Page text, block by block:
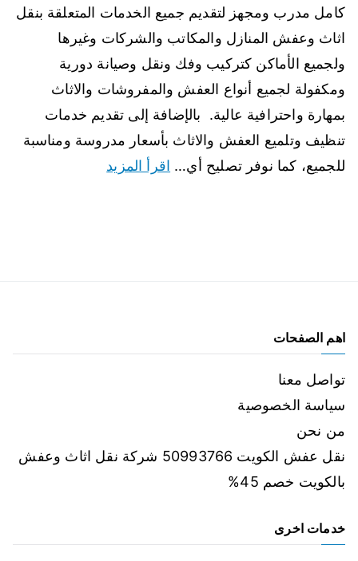
كامل مدرب ومجهز لتقديم جميع الخدمات المتعلقة بنقل
اثاث وعفش المنازل والمكاتب والشركات وغيرها
ولجميع الأماكن كتركيب وفك ونقل وصيانة دورية
ومكفولة لجميع أنواع العفش والمفروشات والاثاث
بمهارة واحترافية عالية. بالإضافة إلى تقديم خدمات
تنظيف وتلميع العفش والاثاث بأسعار مدروسة ومناسبة
للجميع، كما نوفر تصليح أي… اقرأ المزيد
اهم الصفحات
تواصل معنا
سياسة الخصوصية
من نحن
نقل عفش الكويت 50993766 شركة نقل اثاث وعفش
بالكويت خصم 45%
خدمات اخرى